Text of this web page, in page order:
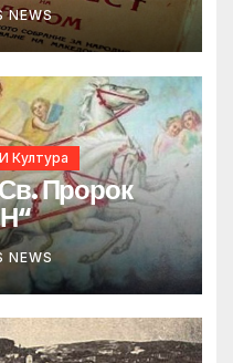
NEWS
Култура
Пророк
NEWS